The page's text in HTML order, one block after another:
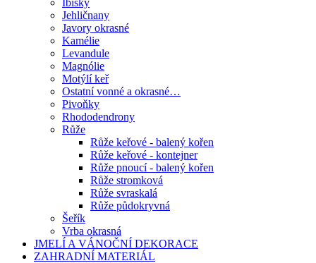
Ibišky
Jehličnany
Javory okrasné
Kamélie
Levandule
Magnólie
Motýlí keř
Ostatní vonné a okrasné…
Pivoňky
Rhododendrony
Růže
Růže keřové - balený kořen
Růže keřové - kontejner
Růže pnoucí - balený kořen
Růže stromková
Růže svraskalá
Růže půdokryvná
Šeřík
Vrba okrasná
JMELÍ A VÁNOČNÍ DEKORACE
ZAHRADNÍ MATERIÁL